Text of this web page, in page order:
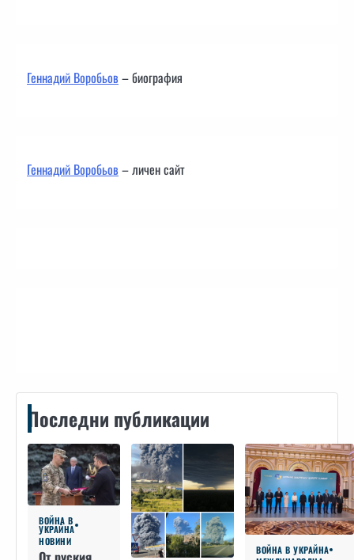
Геннадий Воробьов– биография
Геннадий Воробьов– личен сайт
Последни публикации
ВОЙНА В
УКРАЙНА
НОВИНИ
ВОЙНА В УКРАЙНА